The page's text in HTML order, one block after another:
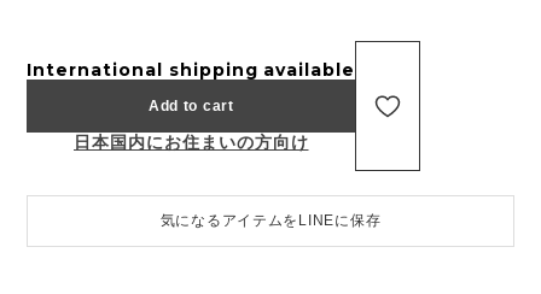
International shipping available
Add to cart
日本国内にお住まいの方向け
気になるアイテムをLINEに保存